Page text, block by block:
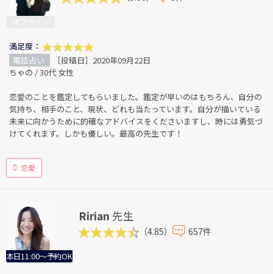
満足度：
電話占い
［投稿日］2020年09月22日
ちゃの / 30代 女性
恋愛のことを鑑定してもらいました。鑑定が早いのはもちろん、自分の
気持ち、相手のこと、現状、どれも当たっています。自分が描いている
未来に向かうために的確なアドバイスをくださいますし、時には勇気づ
けてくれます。しかも優しい。最高の先生です！
恋愛
本日11:00～予約OK
Ririan 先生
（4.85） 657件